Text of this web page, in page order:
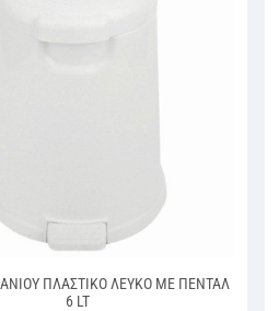
ΠΛΑΣΤΙΚΟ ΛΕΥΚΟ ΜΕ ΠΕΝΤΑΛ
6 LT